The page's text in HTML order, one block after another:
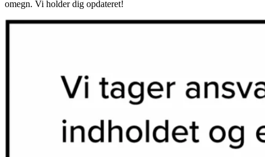
omegn. Vi holder dig opdateret!